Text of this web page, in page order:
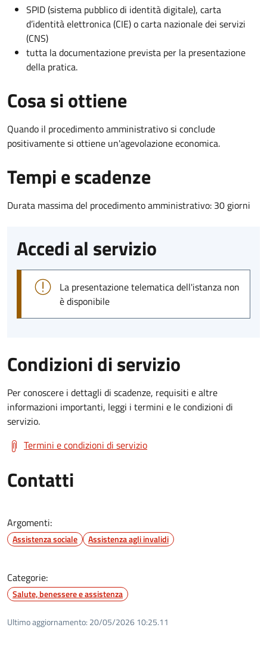
SPID (sistema pubblico di identità digitale), carta
d’identità elettronica (CIE) o carta nazionale dei servizi
(CNS)
tutta la documentazione prevista per la presentazione
della pratica.
Cosa si ottiene
Quando il procedimento amministrativo si conclude
positivamente si ottiene un'agevolazione economica.
Tempi e scadenze
Durata massima del procedimento amministrativo: 30 giorni
Accedi al servizio
La presentazione telematica dell'istanza non
è disponibile
Condizioni di servizio
Per conoscere i dettagli di scadenze, requisiti e altre
informazioni importanti, leggi i termini e le condizioni di
servizio.
Termini e condizioni di servizio
Contatti
Argomenti:
Assistenza sociale Assistenza agli invalidi
Categorie:
Salute, benessere e assistenza
Ultimo aggiornamento: 20/05/2026 10:25.11